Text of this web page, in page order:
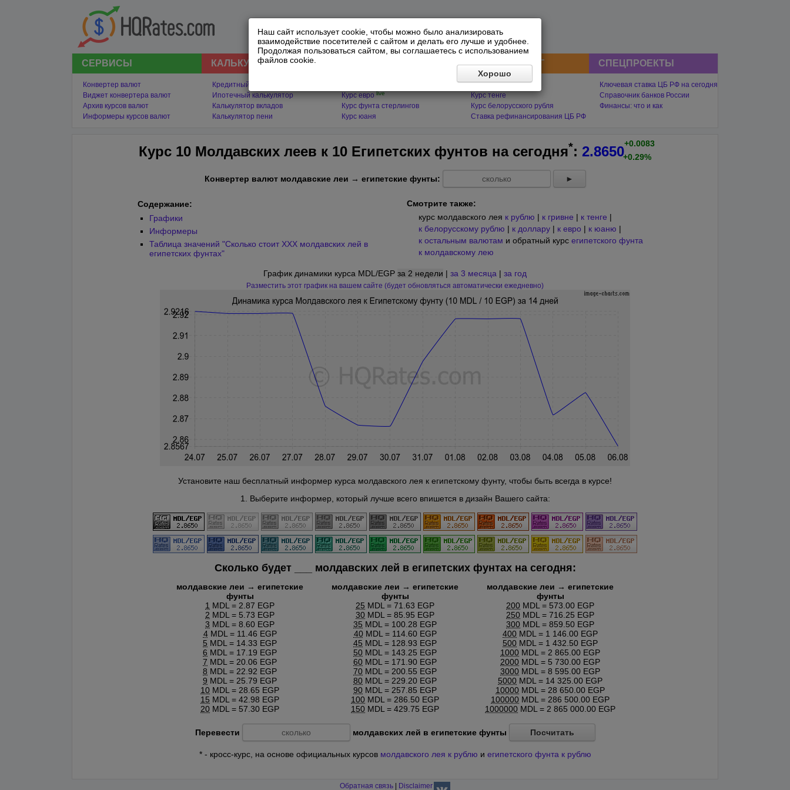
Наш сайт использует cookie, чтобы можно было анализировать
взаимодействие посетителей с сайтом и делать его лучше и удобнее.
Продолжая пользоваться сайтом, вы соглашаетесь с использованием
файлов cookie.
Хорошо
СЕРВИСЫ
Конвертер валют
Виджет конвертера валют
Архив курсов валют
Информеры курсов валют
КАЛЬКУЛЯТОРЫ
Кредитный калькулятор
Ипотечный калькулятор
Калькулятор вкладов
Калькулятор пени
Курс евро live
Курс фунта стерлингов
Курс юаня
ФИНАНСЫ СНГ
Курс гривны
Курс тенге
Курс белорусского рубля
Ставка рефинансирования ЦБ РФ
СПЕЦПРОЕКТЫ
Ключевая ставка ЦБ РФ на сегодня
Справочник банков России
Финансы: что и как
Курс 10 Молдавских леев к 10 Египетских фунтов на сегодня*: 2.8650+0.0083
+0.29%
Конвертер валют молдавские леи → египетские фунты: ►
Содержание:
Графики
Информеры
Таблица значений "Сколько стоит XXX молдавских лей в
египетских фунтах"
Смотрите также:
курс молдавского лея к рублю | к гривне | к тенге |
к белорусскому рублю | к доллару | к евро | к юаню |
к остальным валютам и обратный курс египетского фунта
к молдавскому лею
График динамики курса MDL/EGP за 2 недели | за 3 месяца | за год
Разместить этот график на вашем сайте (будет обновляться автоматически ежедневно)
Установите наш бесплатный информер курса молдавского лея к египетскому фунту, чтобы быть всегда в курсе!
1. Выберите информер, который лучше всего впишется в дизайн Вашего сайта:
Сколько будет молдавских лей в египетских фунтах на сегодня:
молдавские леи → египетские
фунты
1 MDL = 2.87 EGP
2 MDL = 5.73 EGP
3 MDL = 8.60 EGP
4MDL = 11.46 EGP
5 MDL = 14.33 EGP
6 MDL = 17.19 EGP
7 MDL = 20.06 EGP
8 MDL = 22.92 EGP
9 MDL = 25.79 EGP
10 MDL = 28.65 EGP
15 MDL = 42.98 EGP
20 MDL = 57.30 EGP
молдавские леи → египетские
фунты
25 MDL = 71.63 EGP
30 MDL = 85.95 EGP
35 MDL = 100.28 EGP
40MDL = 114.60 EGP
45 MDL = 128.93 EGP
50 MDL = 143.25 EGP
60 MDL = 171.90 EGP
70 MDL = 200.55 EGP
80 MDL = 229.20 EGP
90 MDL = 257.85 EGP
100 MDL = 286.50 EGP
150 MDL = 429.75 EGP
молдавские леи → египетские
фунты
200 MDL = 573.00 EGP
250 MDL = 716.25 EGP
300 MDL = 859.50 EGP
400 MDL = 1 146.00 EGP
500 MDL = 1 432.50 EGP
1000 MDL = 2 865.00 EGP
2000 MDL = 5 730.00 EGP
3000 MDL = 8 595.00 EGP
5000 MDL = 14 325.00 EGP
10000 MDL = 28 650.00 EGP
100000 MDL = 286 500.00 EGP
1000000 MDL = 2 865 000.00 EGP
Перевести молдавских лей в египетские фунты Посчитать
* - кросс-курс, на основе официальных курсов молдавского лея к рублю и египетского фунта к рублю
Обратная связь Disclaimer